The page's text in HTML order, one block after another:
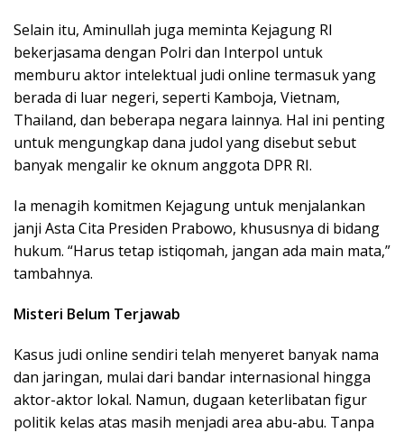
Selain itu, Aminullah juga meminta Kejagung RI
bekerjasama dengan Polri dan Interpol untuk
memburu aktor intelektual judi online termasuk yang
berada di luar negeri, seperti Kamboja, Vietnam,
Thailand, dan beberapa negara lainnya. Hal ini penting
untuk mengungkap dana judol yang disebut sebut
banyak mengalir ke oknum anggota DPR RI.
Ia menagih komitmen Kejagung untuk menjalankan
janji Asta Cita Presiden Prabowo, khususnya di bidang
hukum. “Harus tetap istiqomah, jangan ada main mata,”
tambahnya.
Misteri Belum Terjawab
Kasus judi online sendiri telah menyeret banyak nama
dan jaringan, mulai dari bandar internasional hingga
aktor-aktor lokal. Namun, dugaan keterlibatan figur
politik kelas atas masih menjadi area abu-abu. Tanpa